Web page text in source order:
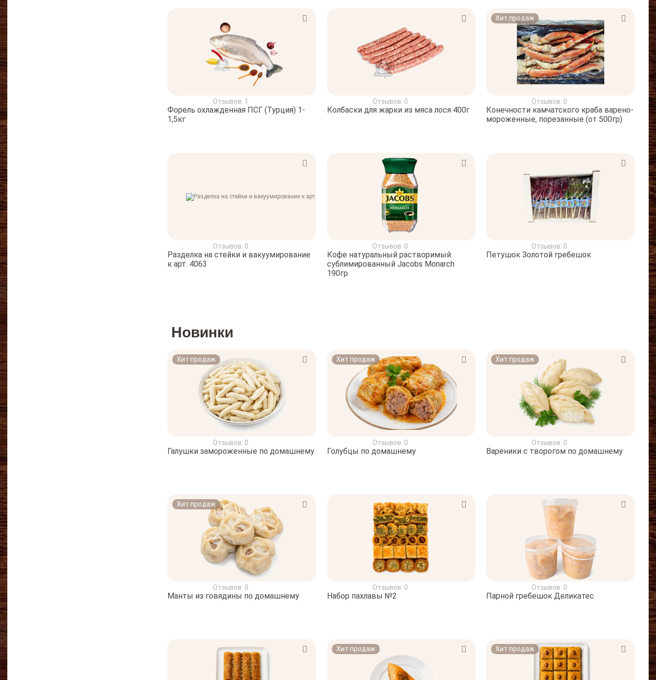
Отзывов: 1
Форель охлажденная ПСГ (Турция) 1-
1,5кг
Отзывов: 0
Колбаски для жарки из мяса лося 400г
Хит продаж
Отзывов: 0
Конечности камчатского краба варено-
мороженные, порезанные (от 500гр)
Отзывов: 0
Разделка на стейки и вакуумирование
к арт. 4063
Отзывов: 0
Кофе натуральный растворимый
сублимированный Jacobs Monarch
190гр
Отзывов: 0
Петушок Золотой гребешок
Новинки
Хит продаж
Отзывов: 0
Галушки замороженные по домашнему
Хит продаж
Отзывов: 0
Голубцы по домашнему
Хит продаж
Отзывов: 0
Вареники с творогом по домашнему
Хит продаж
Отзывов: 0
Манты из говядины по домашнему
Отзывов: 0
Набор пахлавы №2
Отзывов: 0
Парной гребешок Деликатес
Хит продаж Хит продаж